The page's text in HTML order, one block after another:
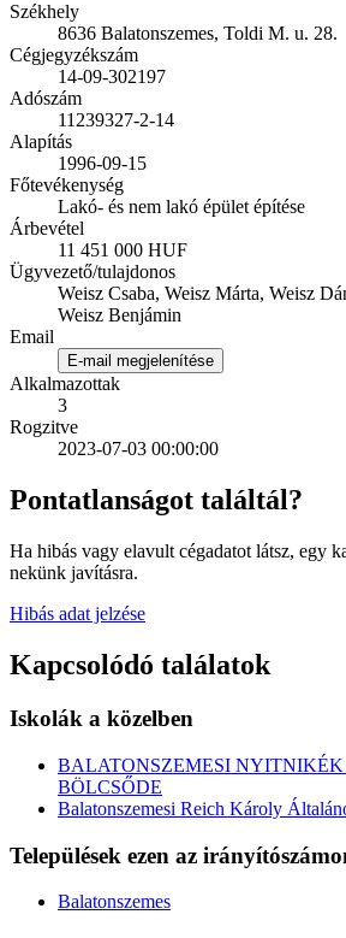
Székhely
8636 Balatonszemes, Toldi M. u. 28.
Cégjegyzékszám
14-09-302197
Adószám
11239327-2-14
Alapítás
1996-09-15
Főtevékenység
Lakó- és nem lakó épület építése
Árbevétel
11 451 000 HUF
Ügyvezető/tulajdonos
Weisz Csaba, Weisz Márta, Weisz
Weisz Benjámin
Email
E-mail megjelenítése
Alkalmazottak
3
Rogzitve
2023-07-03 00:00:00
Pontatlanságot találtál?
Ha hibás vagy elavult cégadatot látsz, egy
nekünk javításra.
Hibás adat jelzése
Kapcsolódó találatok
Iskolák a közelben
BALATONSZEMESI
BÖLCSŐDE
Balatonszemesi Reich Károly
Települések ezen az
Balatonszemes